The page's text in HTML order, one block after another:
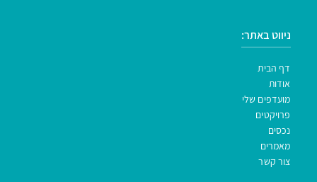
ניווט באתר:
דף הבית
אודות
מועדפים שלי
פרויקטים
נכסים
מאמרים
צור קשר